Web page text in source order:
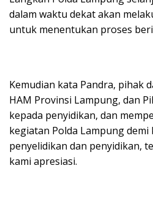
dalam waktu dekat akan
untuk menentukan proses
Kemudian kata Pandra, pihak
HAM Provinsi Lampung, dan
kepada penyidikan, dan
kegiatan Polda Lampung
penyelidikan dan penyidikan,
kami apresiasi.